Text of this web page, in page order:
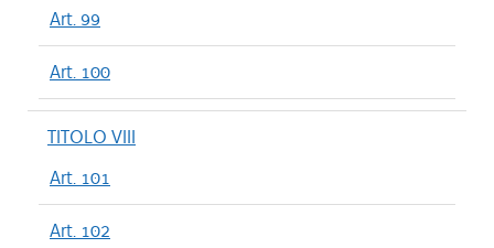
Art. 99
Art. 100
TITOLO VIII
Art. 101
Art. 102